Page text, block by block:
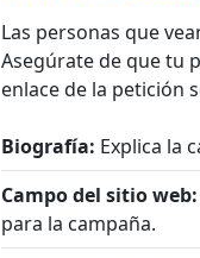
Las personas que
Asegúrate de que tu
enlace de la petición
Biografía: Explica la
Campo del sitio web:
para la campaña.